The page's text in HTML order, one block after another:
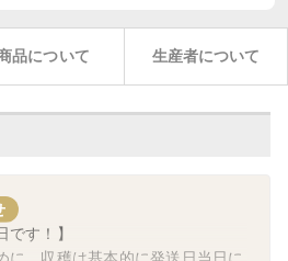
品について 生産者について
です！】